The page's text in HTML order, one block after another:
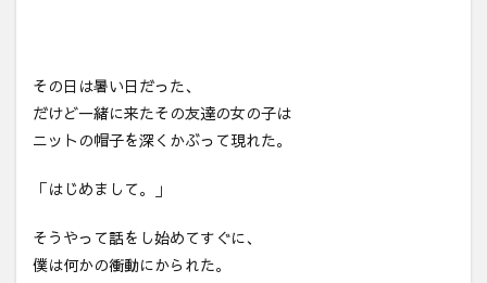
その日は暑い日だった、
だけど一緒に来たその友達の女の子は
ニットの帽子を深くかぶって現れた。
「はじめまして。」
そうやって話をし始めてすぐに、
僕は何かの衝動にかられた。